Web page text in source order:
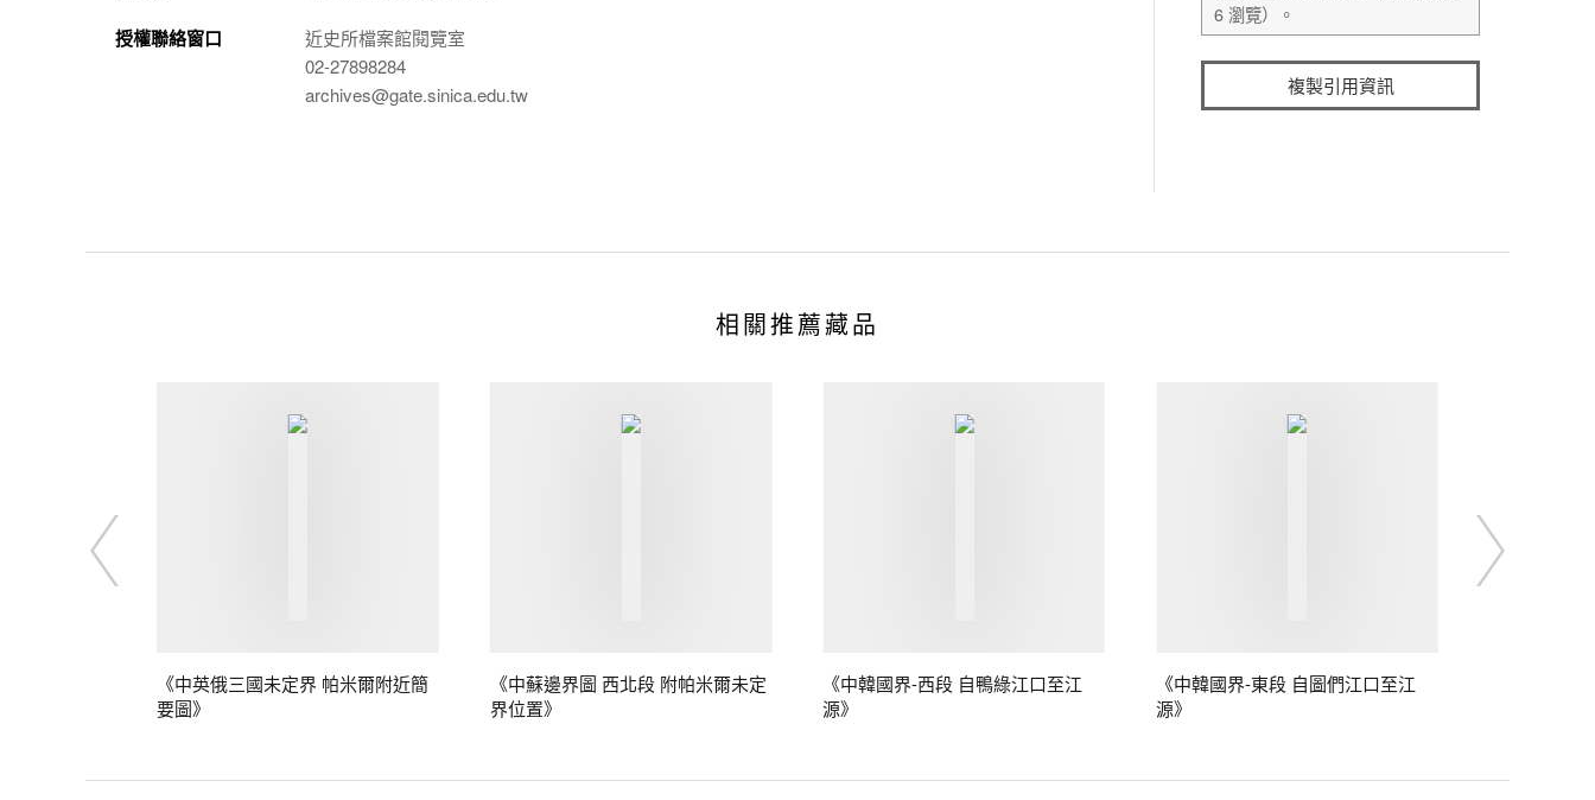
授權聯絡窗口
近史所檔案館閱覽室
02-27898284
archives@gate.sinica.edu.tw
複製引用資訊
相關推薦藏品
《中英俄三國未定界 帕米爾附近簡
要圖》
《中蘇邊界圖 西北段 附帕米爾未定
界位置》
《中韓國界-西段 自鴨綠江口至江
源》
《中韓國界-東段 自圖們江口至江
源》